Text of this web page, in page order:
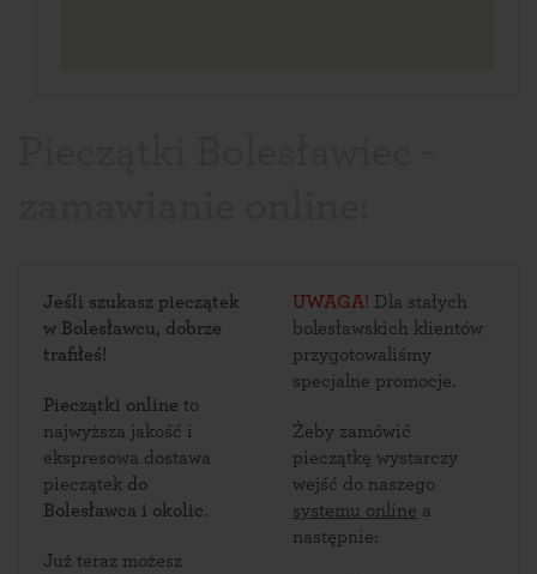
Jeśli szukasz pieczątek
w Bolesławcu, dobrze
trafiłeś!
Pieczątki online to
najwyższa jakość i
ekspresowa dostawa
pieczątek do
Bolesławca i okolic.
Już teraz możesz
UWAGA! Dla stałych
bolesławskich klientów
przygotowaliśmy
specjalne promocje.
Żeby zamówić
pieczątkę wystarczy
wejść do naszego
systemu online a
następnie: